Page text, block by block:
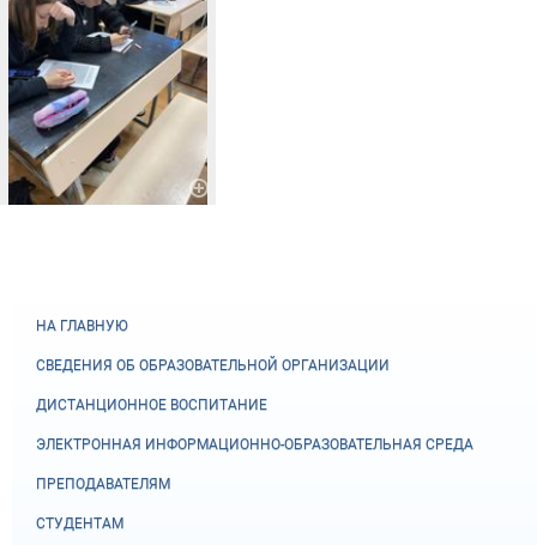
НА ГЛАВНУЮ
СВЕДЕНИЯ ОБ ОБРАЗОВАТЕЛЬНОЙ ОРГАНИЗАЦИИ
ДИСТАНЦИОННОЕ ВОСПИТАНИЕ
ЭЛЕКТРОННАЯ ИНФОРМАЦИОННО-ОБРАЗОВАТЕЛЬНАЯ СРЕДА
ПРЕПОДАВАТЕЛЯМ
СТУДЕНТАМ